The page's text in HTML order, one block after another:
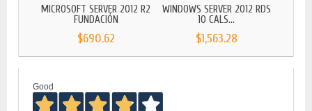
MICROSOFT SERVER 2012 R2
FUNDACIÓN
$690.62
WINDOWS SERVER 2012 RDS
10 CALS...
$1,563.28
Good